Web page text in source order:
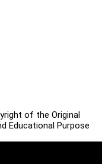
of the Original
Educational Purpose